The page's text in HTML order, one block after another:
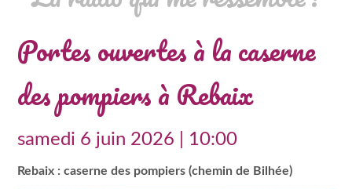
Portes ouvertes à la caserne
des pompiers à Rebaix
samedi 6 juin 2026 | 10:00
Rebaix : caserne des pompiers (chemin de Bilhée)